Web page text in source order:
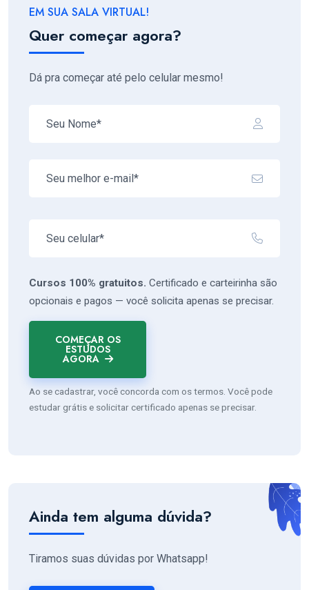
EM SUA SALA VIRTUAL!
Quer começar agora?
Dá pra começar até pelo celular mesmo!
Cursos 100% gratuitos. Certificado e carteirinha são
opcionais e pagos — você solicita apenas se precisar.
COMEÇAR OS
ESTUDOS
AGORA
Ao se cadastrar, você concorda com os termos. Você pode
estudar grátis e solicitar certificado apenas se precisar.
Ainda tem alguma dúvida?
Tiramos suas dúvidas por Whatsapp!